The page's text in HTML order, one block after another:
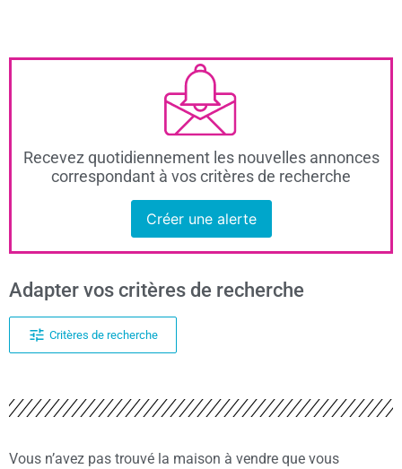
Recevez quotidiennement les nouvelles annonces
correspondant à vos critères de recherche
Créer une alerte
Adapter vos critères de recherche
Critères de recherche
Vous n’avez pas trouvé la maison à vendre que vous